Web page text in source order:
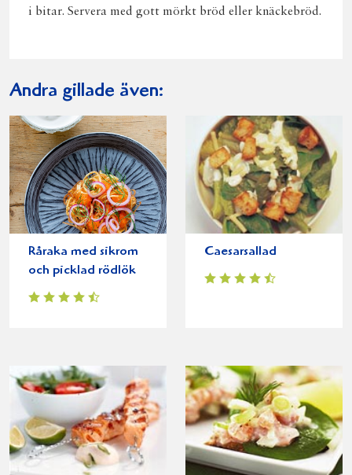
i bitar. Servera med gott mörkt bröd eller knäckebröd.
Andra gillade även:
Råraka med sikrom
och picklad rödlök
Caesarsallad